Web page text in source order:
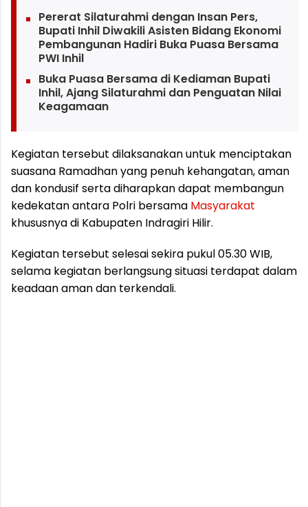
Pererat Silaturahmi dengan Insan Pers,
Bupati Inhil Diwakili Asisten Bidang Ekonomi
Pembangunan Hadiri Buka Puasa Bersama
PWI Inhil
Buka Puasa Bersama di Kediaman Bupati
Inhil, Ajang Silaturahmi dan Penguatan Nilai
Keagamaan
Kegiatan tersebut dilaksanakan untuk menciptakan
suasana Ramadhan yang penuh kehangatan, aman
dan kondusif serta diharapkan dapat membangun
kedekatan antara Polri bersama Masyarakat
khususnya di Kabupaten Indragiri Hilir.
Kegiatan tersebut selesai sekira pukul 05.30 WIB,
selama kegiatan berlangsung situasi terdapat dalam
keadaan aman dan terkendali.